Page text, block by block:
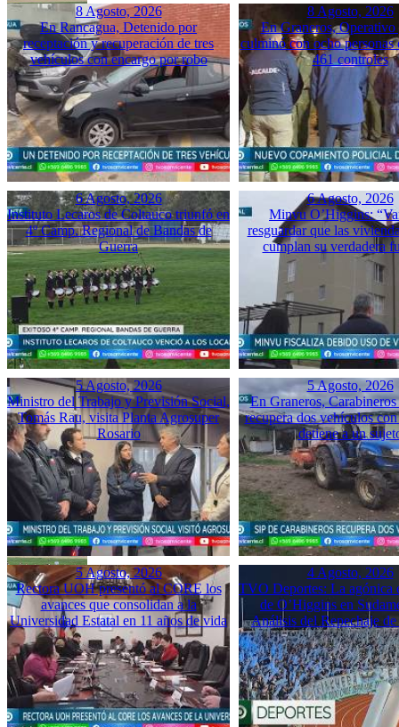
8 Agosto, 2026
En Rancagua, Detenido por
receptación y recuperación de tres
vehículos con encargo por robo
8 Agosto, 2026
En Graneros,
culminó con ocho personas
461 controles
6 Agosto, 2026
Instituto Lecaros de Coltauco triunfó en
4º Camp. Regional de Bandas de
Guerra
6 Agosto, 2026
Minvu O’Higgins:
resguardar que las
cumplan su verdadera
5 Agosto, 2026
Ministro del Trabajo y Previsión Social,
Tomás Rau, visita Planta Agrosuper
Rosario
5 Agosto, 2026
En Graneros,
recupera dos vehículos
detiene a un
5 Agosto, 2026
Rectora UOH presentó al CORE los
avances que consolidan a la
Universidad Estatal en 11 años de vida
4 Agosto, 2026
TVO Deportes: La agónica
de O’Higgins en
Análisis del Repechaje de